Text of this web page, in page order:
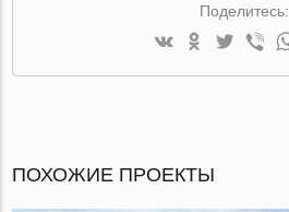
Поделитесь:
ПОХОЖИЕ ПРОЕКТЫ